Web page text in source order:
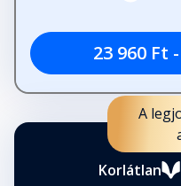
Utószó:23 960 Ft
A
Korlátlan